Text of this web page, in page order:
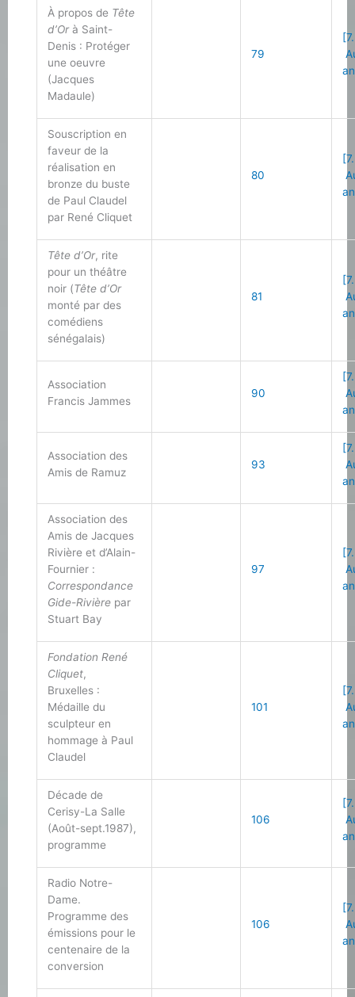
À propos de Tête
d’Orà Saint-
Denis : Protéger
une oeuvre
(Jacques
Madaule)
79
Souscription en
faveur de la
réalisation en
bronze du buste
de Paul Claudel
par René Cliquet
80
Tête d’Or, rite
pour un théâtre
noir (Tête d’Or
monté par des
comédiens
sénégalais)
81
Association
Francis Jammes
90
Association des
Amis de Ramuz
93
Association des
Amis de Jacques
Rivière et d’Alain-
Fournier :
Correspondance
Gide-Rivière par
Stuart Bay
97
Fondation René
Cliquet,
Bruxelles :
Médaille du
sculpteur en
hommage à Paul
Claudel
101
Décade de
Cerisy-La Salle
(Août-sept.1987),
programme
106
Radio Notre-
Dame.
Programme des
émissions pour le
centenaire de la
conversion
106